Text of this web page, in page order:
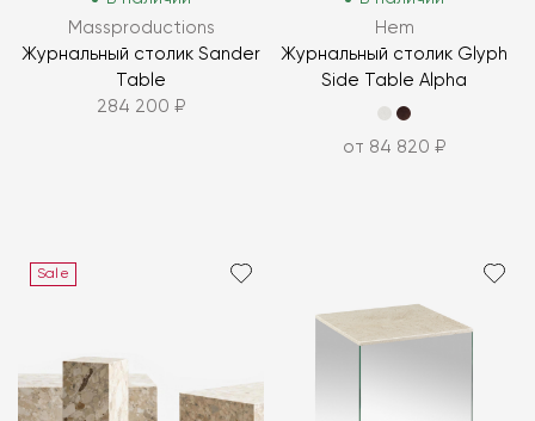
Massproductions
Журнальный столик Sander
Table
284 200 ₽
Hem
Журнальный столик Glyph
Side Table Alpha
от 84 820 ₽
Sale